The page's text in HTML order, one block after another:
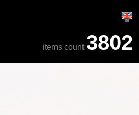
items count 3802